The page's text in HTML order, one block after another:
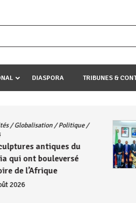
canke igihugu cakwibarutse .Wewe
DIASPORA TRIBUNES &
/Globalisation/Politique/
antiques du
qui ont bouleversé
de l’Afrique
2026